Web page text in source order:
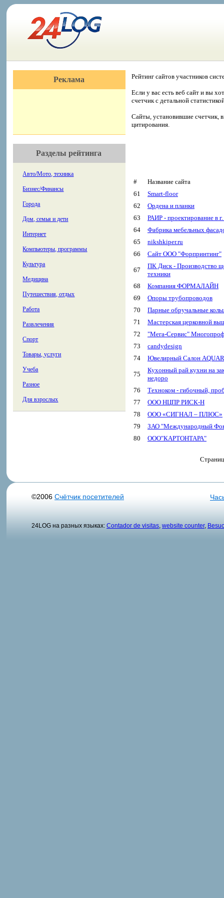
Реклама
Разделы рейтинга
Авто/Мото, техника
Бизнес/Финансы
Города
Дом, семья и дети
Интернет
Компьютеры, программы
Культура
Медицина
Путешествия, отдых
Работа
Развлечения
Спорт
Товары, услуги
Учеба
Разное
Для взрослых
Рейтинг сайтов участников
Если у вас есть веб сайт и вы
счетчик с детальной
Сайты, установившие счетчик,
цитирования.
#
Название сайта
61
Smart-floor
62
Ордена и планки
63
РАИР - проектирование в
64
Фабрика мебельных
65
nikshkiper.ru
66
Сайт ООО "Форпринтинг"
67
ПК Диск - Производство
техники
68
Компания ФОРМАЛАЙН
69
Опоры трубопроводов
70
Парные обручальные
71
Мастерская церковной
72
"Мега-Сервис"
73
candydesign
74
Ювелирный Салон
75
Кухонный рай кухни на
недоро
76
Техноком - гибочный,
77
ООО НЦПР РИСК-Н
78
ООО «СИГНАЛ – ПЛЮС»
79
ЗАО "Международный
80
ООО"КАРТОНТАРА"
©2006 Счётчик посетителей
24LOG на разных языках: Contador de visitas website counter,